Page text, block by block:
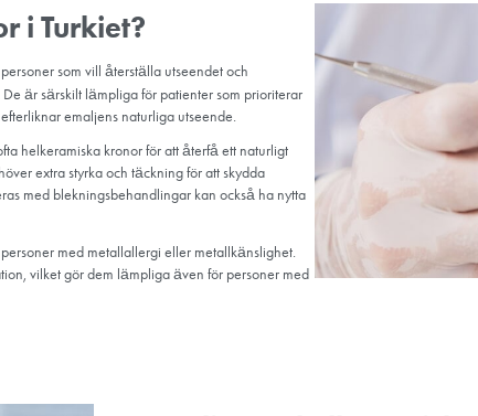
Restaurering av
och förbättra
missformade eller
Kosmetisk tandvård:
för att skapa ett
Patienter med
metallallergier eller
Patienter som söker
väljer ofta
kronor i Turkiet?